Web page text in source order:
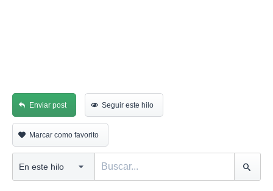
Enviar post Seguir este hilo
Marcar como favorito